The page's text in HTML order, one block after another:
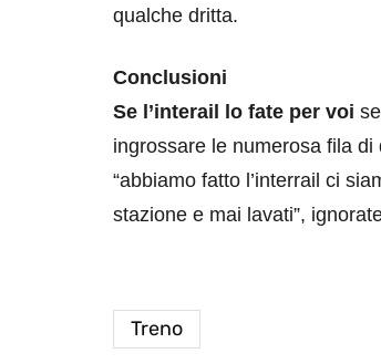
qualche dritta.
Conclusioni
Se l’interail lo fate per voi
ingrossare le numerosa fila
“abbiamo fatto l’interrail ci
stazione e mai lavati”,
Treno